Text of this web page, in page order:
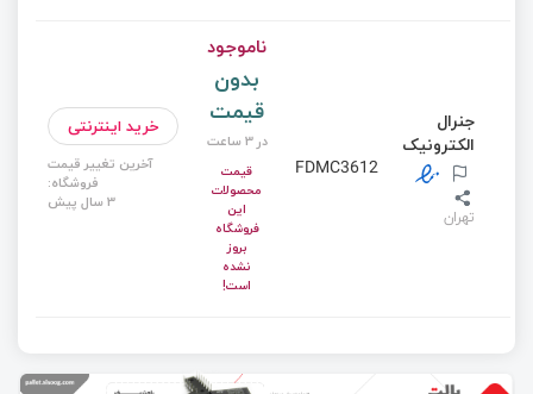
جنرال
الکترونیک
تهران
FDMC3612
ناموجود
بدون
قیمت
در 3 ساعت
قیمت
محصولات
این
فروشگاه
بروز
نشده
است!
خرید اینترنتی
آخرین تغییر قیمت
فروشگاه:
3 سال پیش